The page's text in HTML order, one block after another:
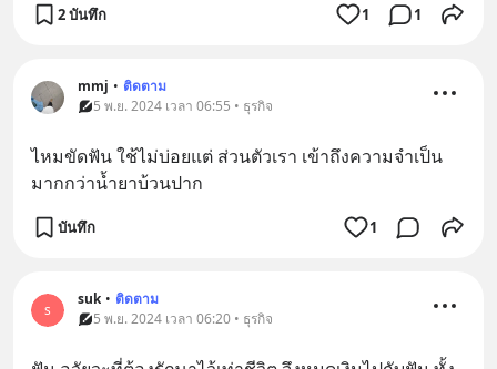
2 บันทึก 1 1
mmj • ติดตาม
5 พ.ย. 2024 เวลา 06:55 • ธุรกิจ
ไหมขัดฟัน ใช้ไม่บ่อยแต่ ส่วนตัวเรา เข้าถึงความจำเป็น
มากกว่าน้ำยาบ้วนปาก
บันทึก 1
s
suk • ติดตาม
5 พ.ย. 2024 เวลา 06:20 • ธุรกิจ